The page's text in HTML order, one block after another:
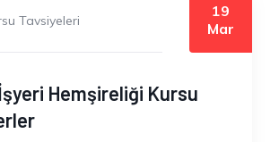
Tavsiyeleri
19
Mar
Hemşireliği Kursu